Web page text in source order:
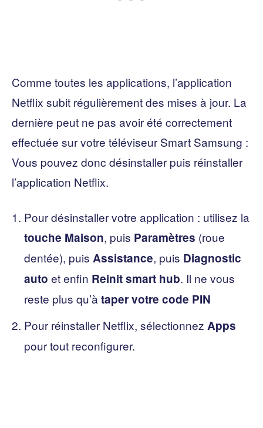
Comme toutes les applications, l’application
Netflix subit régulièrement des mises à jour. La
dernière peut ne pas avoir été correctement
effectuée sur votre téléviseur Smart Samsung :
Vous pouvez donc désinstaller puis réinstaller
l’application Netflix.
Pour désinstaller votre application : utilisez la
touche Maison, puis Paramètres (roue
dentée), puis Assistance, puis Diagnostic
auto et enfin Reinit smart hub. Il ne vous
reste plus qu’à taper votre code PIN
Pour réinstaller Netflix, sélectionnez Apps
pour tout reconfigurer.